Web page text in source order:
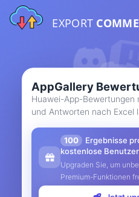
EXPORT
AppGallery
Huawei-App-Bewertungen
und Antworten nach Excel
100
Ergebnisse
kostenlose Benutzer
Upgraden Sie, um
Premium-Funktionen